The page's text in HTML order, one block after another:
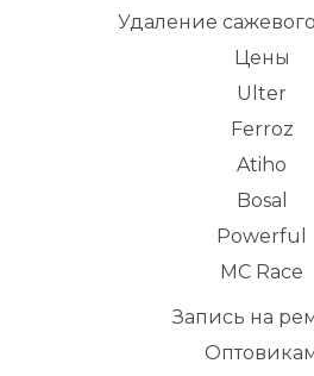
Удаление
Цены
Ulter
Ferroz
Atiho
Bosal
Powerful
MC Race
Запись на